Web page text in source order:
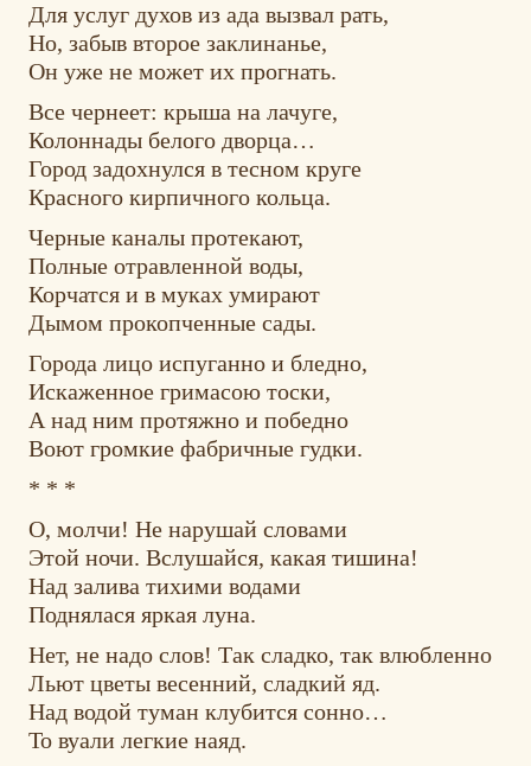
Для услуг духов из ада вызвал рать,
Но, забыв второе заклинанье,
Он уже не может их прогнать.
Все чернеет: крыша на лачуге,
Колоннады белого дворца…
Город задохнулся в тесном круге
Красного кирпичного кольца.
Черные каналы протекают,
Полные отравленной воды,
Корчатся и в муках умирают
Дымом прокопченные сады.
Города лицо испуганно и бледно,
Искаженное гримасою тоски,
А над ним протяжно и победно
Воют громкие фабричные гудки.
* * *
О, молчи! Не нарушай словами
Этой ночи. Вслушайся, какая тишина!
Над залива тихими водами
Поднялася яркая луна.
Нет, не надо слов! Так сладко, так влюбленно
Льют цветы весенний, сладкий яд.
Над водой туман клубится сонно…
То вуали легкие наяд.